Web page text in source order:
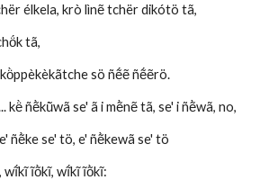
élkela, krò lìnẽ tchër dikótö tã,
tã,
sö ñẽ́ẽ ñẽ́ẽrö.
kë̀ ñẽ̀kũ̀wã se' ã i mẽ̀nẽ tã, se' i ñẽ̀wã, no,
ñẽ̀ke se' tö, e' ñẽ̀kewã se' tö
wĩ́kĩ ĩõ̀kĩ, wĩ́kĩ ĩõ̀kĩ: